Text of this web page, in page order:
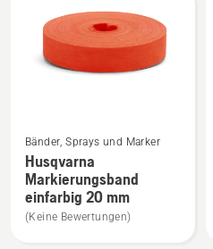
Produkte
Details
zu
Husqvarna
Markierungsband
Bänder, Sprays und Marker
Husqvarna
Markierungsband
einfarbig 20 mm
(Keine Bewertungen)